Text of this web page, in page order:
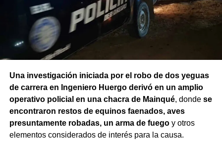
Una investigación iniciada por el robo de dos yeguas
de carrera en Ingeniero Huergo derivó en un amplio
operativo policial en una chacra de Mainqué, donde se
encontraron restos de equinos faenados, aves
presuntamente robadas, un arma de fuegoy otros
elementos considerados de interés para la causa.